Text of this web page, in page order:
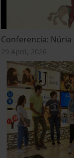
Conferencia:
29 April, 2026